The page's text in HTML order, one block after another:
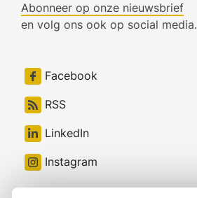
Abonneer op onze nieuwsbrief
en volg ons ook op social media.
Facebook
RSS
LinkedIn
Instagram